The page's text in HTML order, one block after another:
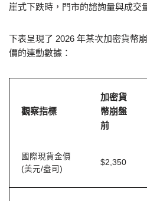
崖式下跌時，門市的諮詢量與成交
下表呈現了 2026 年某次加密貨幣
價的連動數據：
觀察指標
加密貨
幣崩盤
前
國際現貨金價
(美元/盎司)
$2,350